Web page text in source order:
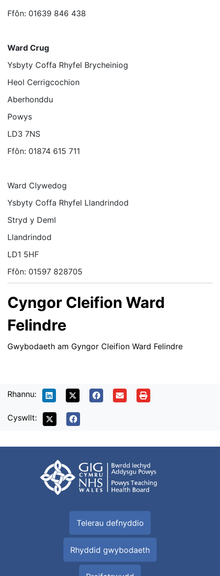
Ffôn: 01639 846 438
Ward Crug
Ysbyty Coffa Rhyfel Brycheiniog
Heol Cerrigcochion
Aberhonddu
Powys
LD3 7NS
Ffôn: 01874 615 711
Ward Clywedog
Ysbyty Coffa Rhyfel Llandrindod
Stryd y Deml
Llandrindod
LD1 5HF
Ffôn: 01597 828705
Cyngor Cleifion Ward
Felindre
Gwybodaeth am Gyngor Cleifion Ward Felindre
Rhannu:
Cyswllt:
Telerau defnyddio
Rhyddid gwybodaeth